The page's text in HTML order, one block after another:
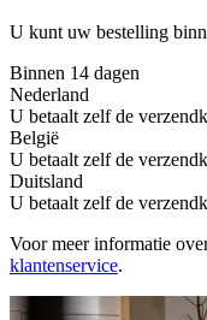
U kunt uw bestelling
Binnen 14 dagen
Nederland
U betaalt zelf de
België
U betaalt zelf de
Duitsland
U betaalt zelf de
Voor meer informatie
klantenservice.